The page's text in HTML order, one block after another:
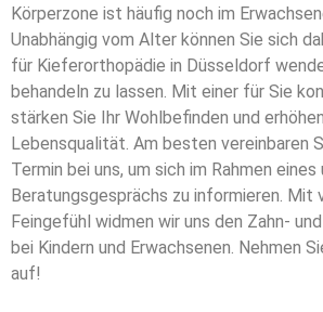
Körperzone ist häufig noch im
Unabhängig vom Alter können Sie sich
für Kieferorthopädie in Düsseldorf
behandeln zu lassen. Mit einer für Sie
stärken Sie Ihr Wohlbefinden und
Lebensqualität. Am besten vereinbaren
Termin bei uns, um sich im Rahmen
Beratungsgesprächs zu informieren. Mit
Feingefühl widmen wir uns den Zahn-
bei Kindern und Erwachsenen. Nehmen
auf!